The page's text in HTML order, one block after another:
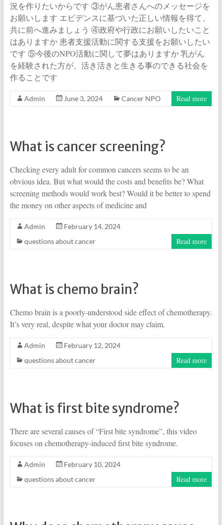
況を作りたいからです ③がん患者さんへのメッセージを
お願いします エビデンスに基づいた正しい情報を得て、
共に前へ進みましょう ④政府や行政にお願いしたいこと
はありますか 患者支援活動に関する支援をお願いしたい
です ⑤今後のNPO活動に関して夢はありますか 乳がん
を経験された方が、活き活きと生きる事のできる社会を
作ることです
Admin June 3, 2024 Cancer NPO Read more
What is cancer screening?
Checking every adult for common cancers seems to be an
obvious idea. But what would the costs and benefits be? What
screening methods would work best? Would it be better to spend
the money on other aspects of medicine and
Admin
February 14, 2024
questions about cancer
Read more
What is chemo brain?
Chemo brain is a poorly-understood side effect of chemotherapy.
It’s very real, despite what your doctor may claim.
Admin
February 12, 2024
questions about cancer
Read more
What is first bite syndrome?
There are several causes of “First bite syndrome”, this video
focuses on chemotherapy-induced first bite syndrome.
Admin
February 10, 2024
questions about cancer
Read more